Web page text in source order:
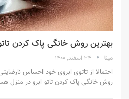
بهترین روش خانگی پاک کردن
مینا 24 اسفند, 1400
احتمالا از تاتوی ابروی خود احساس
روش خانگی پاک کردن تاتو ابرو در منزل